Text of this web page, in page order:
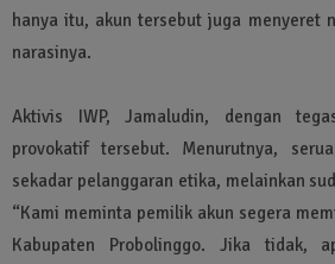
hanya itu, akun tersebut juga menyeret
narasinya.
Aktivis IWP, Jamaludin, dengan
provokatif tersebut. Menurutnya,
sekadar pelanggaran etika, melainkan
“Kami meminta pemilik akun segera
Kabupaten Probolinggo. Jika tidak,